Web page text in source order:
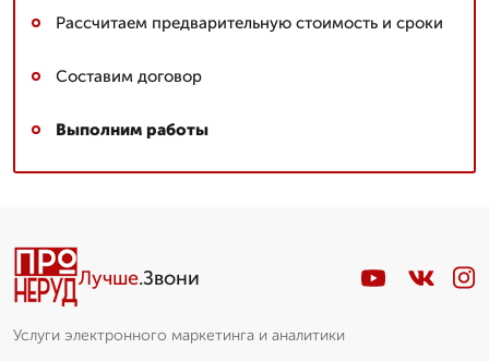
Рассчитаем предварительную стоимость и сроки
Составим договор
Выполним работы
Лучше.Звони
Услуги электронного маркетинга и аналитики